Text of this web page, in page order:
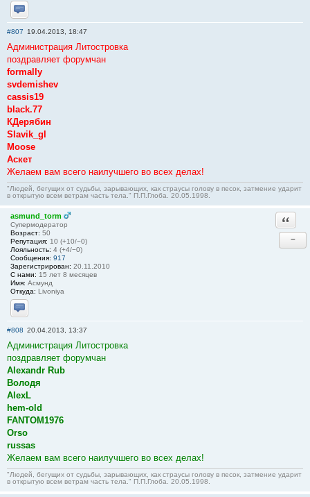
Отправить личное сообщение
#807 19.04.2013, 18:47
Администрация Литостровка
поздравляет форумчан
formally
svdemishev
cassis19
black.77
КДерябин
Slavik_gl
Moose
Аскет
Желаем вам всего наилучшего во всех делах!
"Людей, бегущих от судьбы, зарывающих, как страусы голову в песок, затмение ударит
в открытую всем ветрам часть тела." П.П.Глоба. 20.05.1998.
asmund_torm
Супермодератор
Возраст: 50
Репутация: 10 (+10/−0)
Лояльность: 4 (+4/−0)
Сообщения: 917
Зарегистрирован: 20.11.2010
С нами: 15 лет 8 месяцев
Имя: Асмунд
Откуда: Livoniya
Отправить личное сообщение
−
#808 20.04.2013, 13:37
Администрация Литостровка
поздравляет форумчан
Alexandr Rub
Володя
AlexL
hem-old
FANTOM1976
Orso
russas
Желаем вам всего наилучшего во всех делах!
"Людей, бегущих от судьбы, зарывающих, как страусы голову в песок, затмение ударит
в открытую всем ветрам часть тела." П.П.Глоба. 20.05.1998.